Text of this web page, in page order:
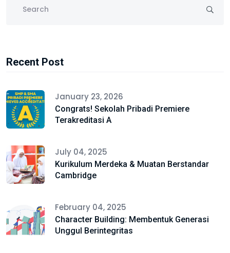
Recent Post
January 23, 2026
Congrats! Sekolah Pribadi Premiere
Terakreditasi A
July 04, 2025
Kurikulum Merdeka & Muatan Berstandar
Cambridge
February 04, 2025
Character Building: Membentuk Generasi
Unggul Berintegritas